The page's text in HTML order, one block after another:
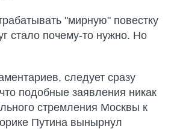
"мирную" повестку
стало почему-то нужно. Но
следует сразу
подобные заявления никак
стремления Москвы к
Путина вынырнул